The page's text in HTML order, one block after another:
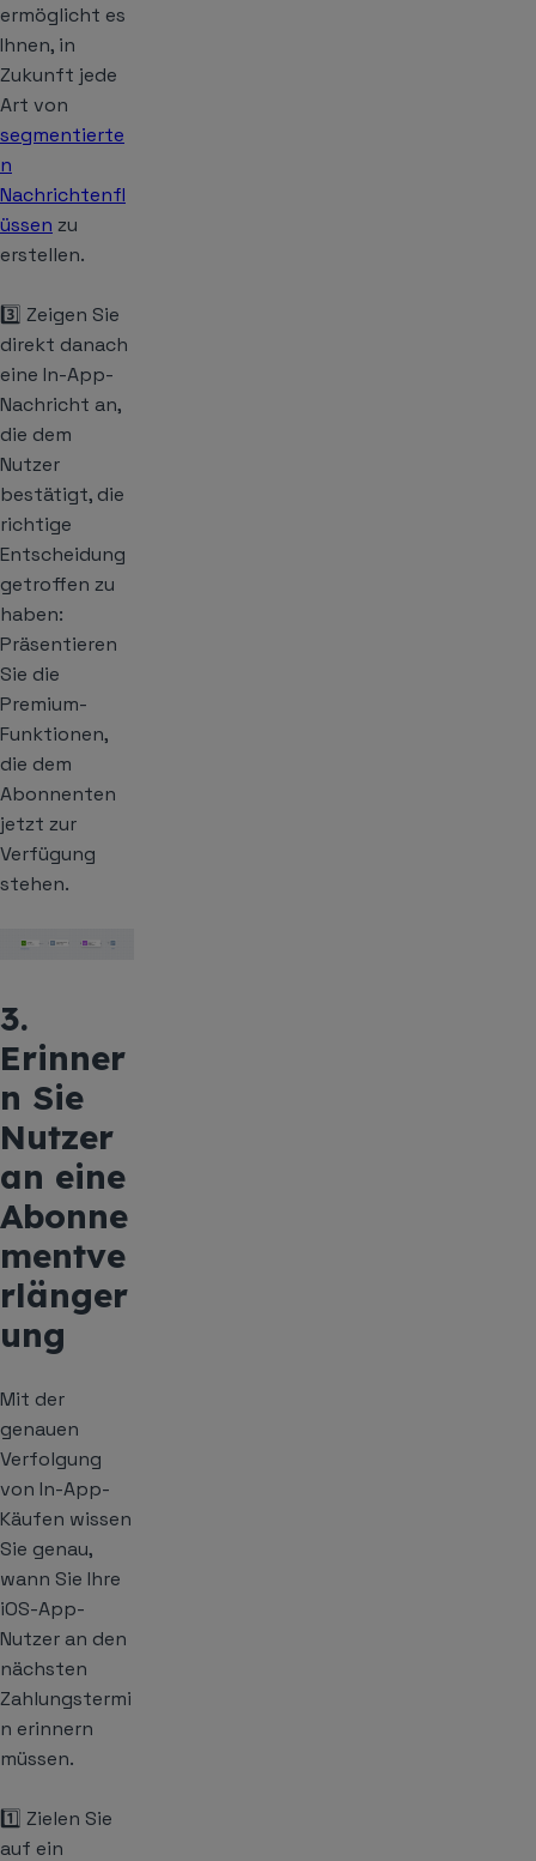
ermöglicht es
Ihnen, in
Zukunft jede
Art von
segmentierte
n
Nachrichtenfl
üssen zu
erstellen.
3️⃣ Zeigen Sie
direkt danach
eine In-App-
Nachricht an,
die dem
Nutzer
bestätigt, die
richtige
Entscheidung
getroffen zu
haben:
Präsentieren
Sie die
Premium-
Funktionen,
die dem
Abonnenten
jetzt zur
Verfügung
stehen.
3.
Erinner
n Sie
Nutzer
an eine
Abonne
mentve
rlänger
ung
Mit der
genauen
Verfolgung
von In-App-
Käufen wissen
Sie genau,
wann Sie Ihre
iOS-App-
Nutzer an den
nächsten
Zahlungstermi
n erinnern
müssen.
1️⃣ Zielen Sie
auf ein